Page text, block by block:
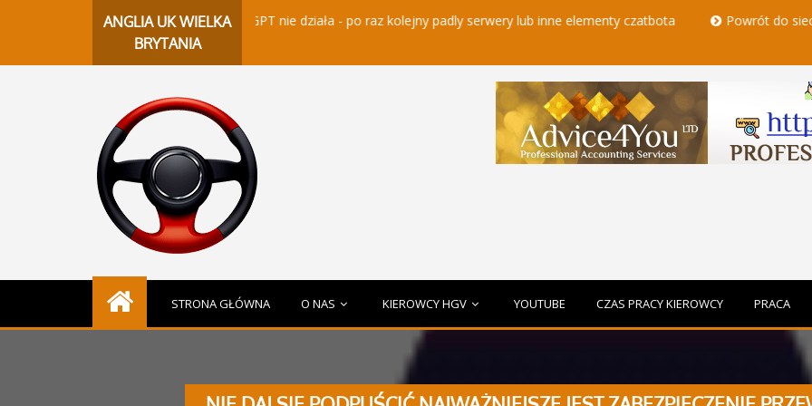
ANGLIA UK WIELKA
BRYTANIA
ChatGPT nie działa - po raz kolejny padly serwery lub inne elementy czatbota Powrót do sieci -
STRONA GŁÓWNA O NAS KIEROWCY HGV YOUTUBE CZAS PRACY KIEROWCY PRACA